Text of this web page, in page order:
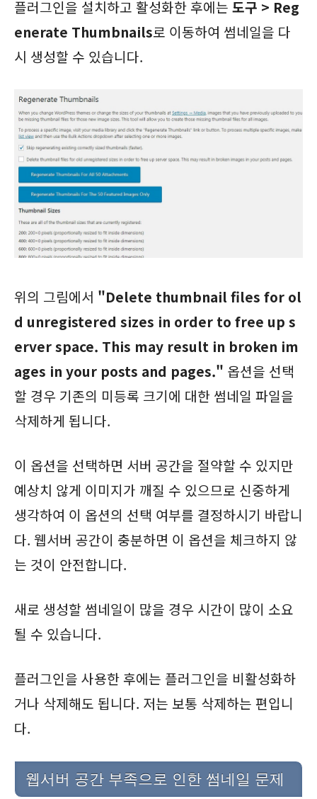
플러그인을 설치하고 활성화한 후에는 도구 > Reg
enerate Thumbnails로 이동하여 썸네일을 다
시 생성할 수 있습니다.
위의 그림에서 "Delete thumbnail files for ol
d unregistered sizes in order to free up s
erver space. This may result in broken im
ages in your posts and pages." 옵션을 선택
할 경우 기존의 미등록 크기에 대한 썸네일 파일을
삭제하게 됩니다.
이 옵션을 선택하면 서버 공간을 절약할 수 있지만
예상치 않게 이미지가 깨질 수 있으므로 신중하게
생각하여 이 옵션의 선택 여부를 결정하시기 바랍니
다. 웹서버 공간이 충분하면 이 옵션을 체크하지 않
는 것이 안전합니다.
새로 생성할 썸네일이 많을 경우 시간이 많이 소요
될 수 있습니다.
플러그인을 사용한 후에는 플러그인을 비활성화하
거나 삭제해도 됩니다. 저는 보통 삭제하는 편입니
다.
웹서버 공간 부족으로 인한 썸네일 문제